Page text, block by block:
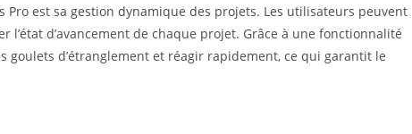
Pro est sa gestion dynamique des projets. Les utilisateurs peuvent
d’avancement de chaque projet. Grâce à une fonctionnalité
d’étranglement et réagir rapidement, ce qui garantit le